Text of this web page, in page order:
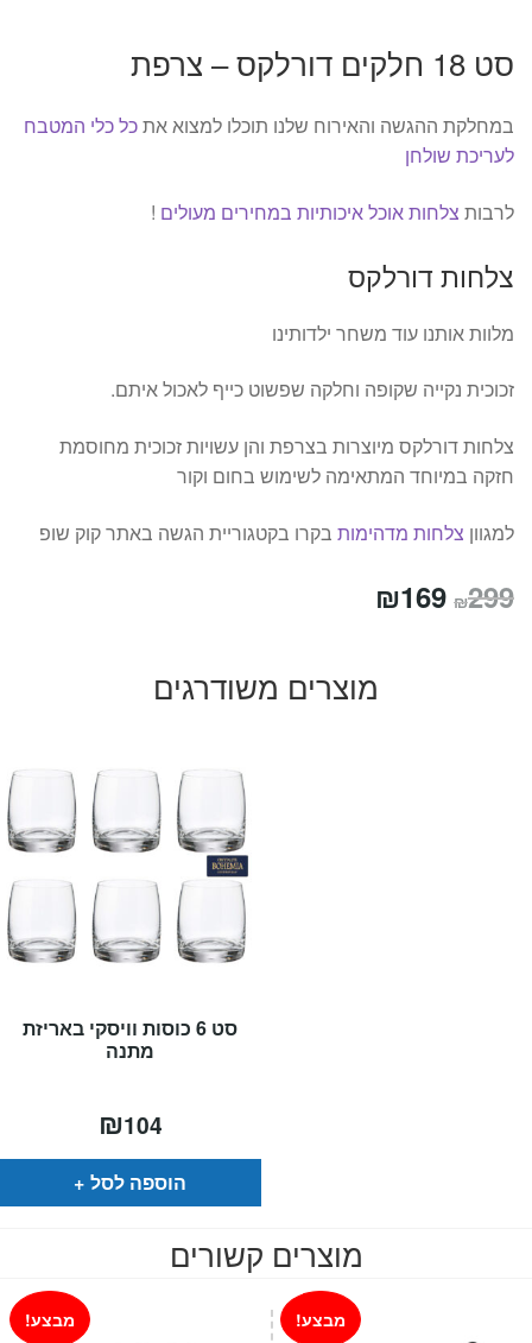
סט 18 חלקים דורלקס – צרפת
במחלקת ההגשה והאירוח שלנו תוכלו למצוא אתכל כלי המטבח
לעריכת שולחן
לרבות צלחות אוכל איכותיות במחירים מעולים !
צלחות דורלקס
מלוות אותנו עוד משחר ילדותינו
זכוכית נקייה שקופה וחלקה שפשוט כייף לאכול איתם.
צלחות דורלקס מיוצרות בצרפת והן עשויות זכוכית מחוסמת
חזקה במיוחד המתאימה לשימוש בחום וקור
למגוון צלחות מדהימות בקרו בקטגוריית הגשה באתר קוק שופ
₪299 המחיר
₪169
הוא:
מוצרים משודרגים
סט 6 כוסות וויסקי באריזת
מתנה
₪104
הוספה לסל
מוצרים קשורים
מבצע! מבצע!